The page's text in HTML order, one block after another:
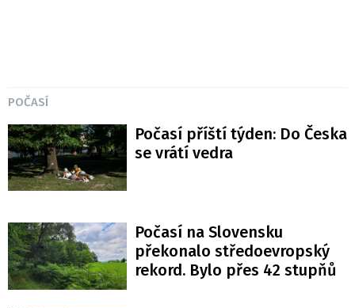
POČASÍ
Počasí příští týden: Do Česka
se vrátí vedra
Počasí na Slovensku
překonalo středoevropský
rekord. Bylo přes 42 stupňů